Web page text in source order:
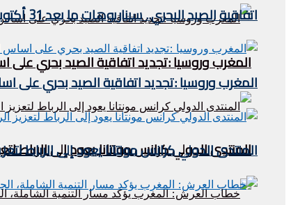
المغرب وروسيا :تجديد اتفاقية الصيد بحري
المنتدى الدولي كرانس مونتانا يعود إلى الرباط
اتفاقية الصيد البحري.. سيناريوهات ما بعد 31 أكتوبر.
المغرب وروسيا :تجديد اتفاقية الصيد بحري على
المنتدى الدولي كرانس مونتانا يعود إلى الرباط